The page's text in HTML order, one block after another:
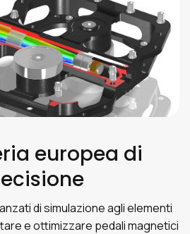
europea di
di simulazione agli elementi
e ottimizzare pedali magnetici